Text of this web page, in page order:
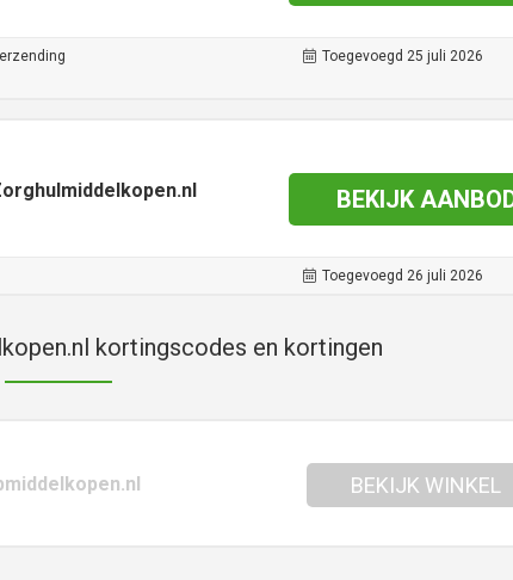
Toegevoegd 25 juli 2026
BEKIJK
Toegevoegd 26 juli 2026
kortingscodes en kortingen
BEKIJK WINKEL